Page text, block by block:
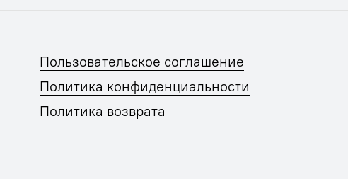
Пользовательское соглашение
Политика конфиденциальности
Политика возврата